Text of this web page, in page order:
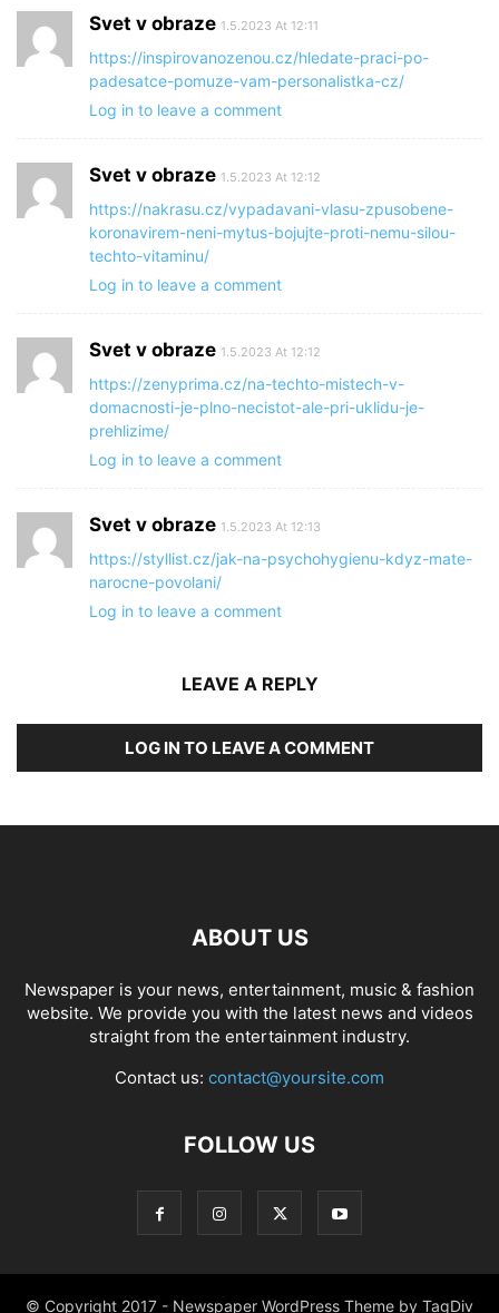
Svet v obraze 1.5.2023 At 12:11
https://inspirovanozenou.cz/hledate-praci-po-
padesatce-pomuze-vam-personalistka-cz/
Log in to leave a comment
Svet v obraze 1.5.2023 At 12:12
https://nakrasu.cz/vypadavani-vlasu-zpusobene-
koronavirem-neni-mytus-bojujte-proti-nemu-silou-
techto-vitaminu/
Log in to leave a comment
Svet v obraze 1.5.2023 At 12:12
https://zenyprima.cz/na-techto-mistech-v-
domacnosti-je-plno-necistot-ale-pri-uklidu-je-
prehlizime/
Log in to leave a comment
Svet v obraze 1.5.2023 At 12:13
https://styllist.cz/jak-na-psychohygienu-kdyz-mate-
narocne-povolani/
Log in to leave a comment
LEAVE A REPLY
LOG IN TO LEAVE A COMMENT
ABOUT US
Newspaper is your news, entertainment, music & fashion
website. We provide you with the latest news and videos
straight from the entertainment industry.
Contact us: contact@yoursite.com
FOLLOW US
© Copyright 2017 - Newspaper WordPress Theme by TagDiv